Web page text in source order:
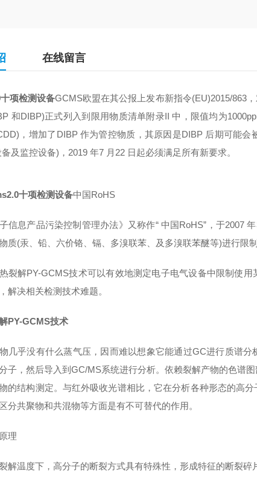
在线留言
项检测设备GCMS欧盟在其公报上发布新指令(EU)2015/863
和DIBP)正式列入到限用物质清单附录II 中，限值均为
，增加了DIBP 作为管控物质，其原因是DIBP 后期可能
及监控设备)，2019 年7 月22 日起必须满足所有新要求。
十项检测设备中国RoHS
息产品污染控制管理办法》又称作“ 中国RoHS”，于2007
质(汞、铅、六价铬、镉、多溴联苯、及多溴联苯醚等)进行限
解PY-GCMS技术可以有效地测定电子电气设备中限制使用
解决相关检测技术难题。
PY-GCMS技术
乎没有什么蒸气压，因而难以想象它能通过GC进行质谱分
子，然后导入到GC/MS系统进行分析。依赖裂解产物的色谱
的结构测定。与红外吸收光谱相比，它在分析各种形态的高
分共聚物和共混物等方面是有不可替代的作用。
理
温度下，高分子的断裂方式具有特殊性，形成特征的断裂碎